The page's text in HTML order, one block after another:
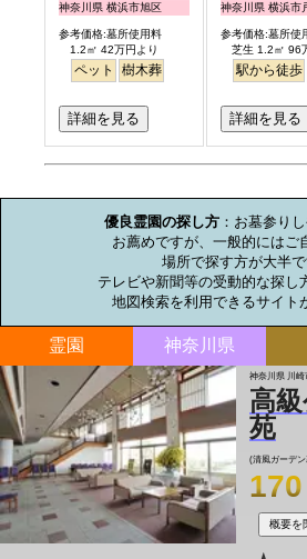
神奈川県 横浜市旭区
参考価格:墓所使用料
1.2㎡ 42万円より
ペット 樹木葬
詳細を見る
神奈川県 横浜市
参考価格:墓所使
芝生 1.2㎡ 96
駅から徒歩
詳細を見る
優良霊園の探し方 ：お墓参り
お薦めですが、一般的にはご
場所で探す方が大半で
テレビや新聞等の受動的な探し
地図検索を利用できるサイト
霊園 神奈川県
神奈川県 川崎
高
苑
(清風ガーデ
170
概要を